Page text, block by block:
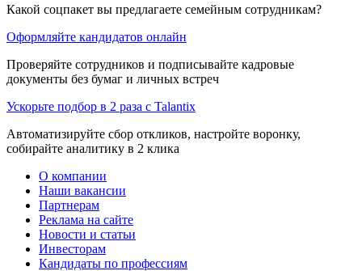
Какой соцпакет вы предлагаете семейным сотрудникам?
Оформляйте кандидатов онлайн
Проверяйте сотрудников и подписывайте кадровые
документы без бумаг и личных встреч
Ускорьте подбор в 2 раза с Talantix
Автоматизируйте сбор откликов, настройте воронку,
собирайте аналитику в 2 клика
О компании
Наши вакансии
Партнерам
Реклама на сайте
Новости и статьи
Инвесторам
Кандидаты по профессиям